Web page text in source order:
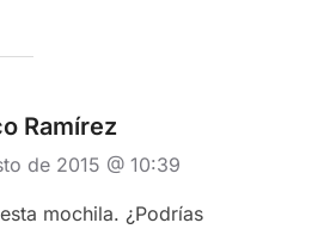
Ramírez
de 2015 @ 10:39
mochila. ¿Podrías